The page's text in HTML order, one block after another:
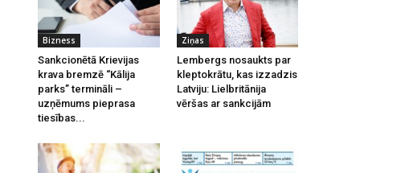
Bizness
Sankcionētā Krievijas
krava bremzē “Kālija
parks” termināli –
uzņēmums pieprasa
tiesības...
Ziņas
Lembergs nosaukts par
kleptokrātu, kas izzadzis
Latviju: Lielbritānija
vēršas ar sankcijām